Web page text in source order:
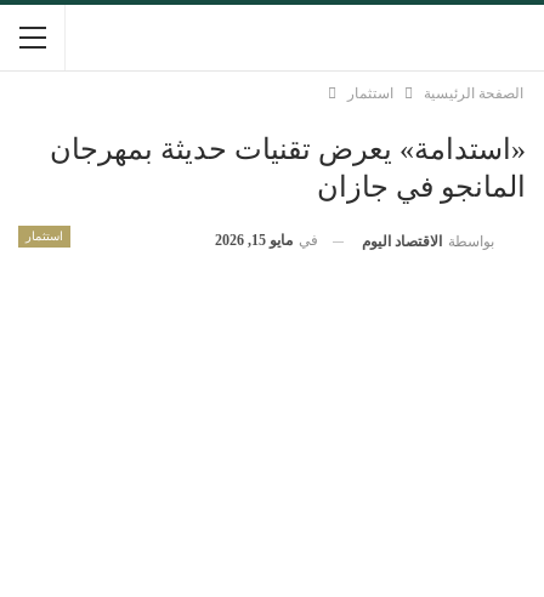
الصفحة الرئيسية استثمار
«استدامة» يعرض تقنيات حديثة بمهرجان
المانجو في جازان
استثمار بواسطة الاقتصاد اليوم في مايو 15, 2026